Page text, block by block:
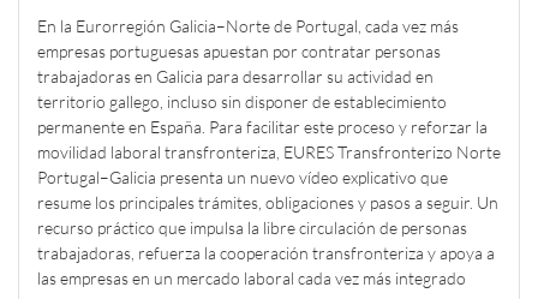
En la Eurorregión Galicia–Norte de Portugal, cada vez más
empresas portuguesas apuestan por contratar personas
trabajadoras en Galicia para desarrollar su actividad en
territorio gallego, incluso sin disponer de establecimiento
permanente en España. Para facilitar este proceso y reforzar la
movilidad laboral transfronteriza, EURES Transfronterizo Norte
Portugal–Galicia presenta un nuevo vídeo explicativo que
resume los principales trámites, obligaciones y pasos a seguir. Un
recurso práctico que impulsa la libre circulación de personas
trabajadoras, refuerza la cooperación transfronteriza y apoya a
las empresas en un mercado laboral cada vez más integrado